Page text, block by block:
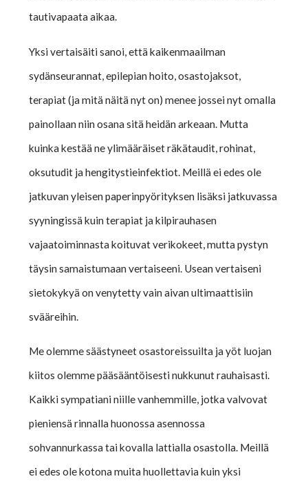
tautivapaata aikaa.
Yksi vertaisäiti sanoi, että kaikenmaailman
sydänseurannat, epilepian hoito, osastojaksot,
terapiat (ja mitä näitä nyt on) menee jossei nyt omalla
painollaan niin osana sitä heidän arkeaan. Mutta
kuinka kestää ne ylimääräiset räkätaudit, rohinat,
oksutudit ja hengitystieinfektiot. Meillä ei edes ole
jatkuvan yleisen paperinpyörityksen lisäksi jatkuvassa
syyningissä kuin terapiat ja kilpirauhasen
vajaatoiminnasta koituvat verikokeet, mutta pystyn
täysin samaistumaan vertaiseeni. Usean vertaiseni
sietokykyä on venytetty vain aivan ultimaattisiin
svääreihin.
Me olemme säästyneet osastoreissuilta ja yöt luojan
kiitos olemme pääsääntöisesti nukkunut rauhaisasti.
Kaikki sympatiani niille vanhemmille, jotka valvovat
pieniensä rinnalla huonossa asennossa
sohvannurkassa tai kovalla lattialla osastolla. Meillä
ei edes ole kotona muita huollettavia kuin yksi